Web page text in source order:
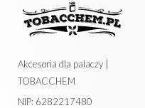
Akcesoria dla palaczy |
TOBACCHEM
NIP: 6282217480